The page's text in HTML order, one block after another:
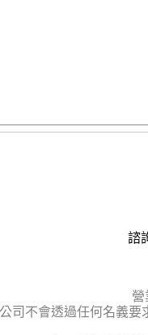
諮
營
司不會透過任何名義